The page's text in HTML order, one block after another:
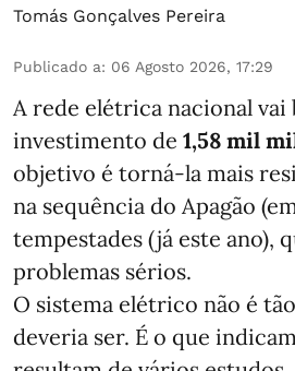
Tomás Gonçalves Pereira
Publicado a: 06 Agosto 2026, 17:29
A rede elétrica nacional
investimento de 1,58 mil
objetivo é torná-la mais
na sequência do Apagão
tempestades (já este ano),
problemas sérios.
O sistema elétrico não é
deveria ser. É o que